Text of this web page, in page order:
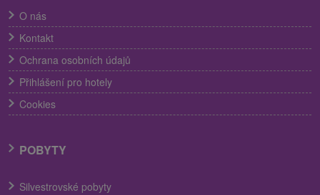
O nás
Kontakt
Ochrana osobních údajů
Přihlášení pro hotely
Cookies
POBYTY
Silvestrovské pobyty